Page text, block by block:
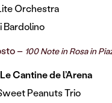
Orchestra
Bardolino
– 100 Note in Rosa in
Le Cantine de l’Arena
Peanuts Trio